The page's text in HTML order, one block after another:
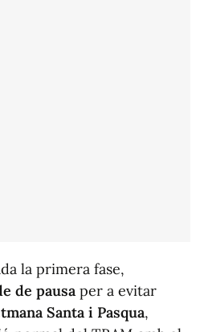
la primera fase,
de pausa per a evitar
Santa i Pasqua,